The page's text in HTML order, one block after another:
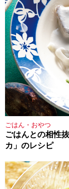
ごはん・おやつ
ごはんとの相性
カ」のレシピ